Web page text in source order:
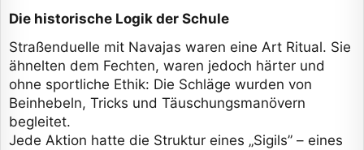
Die historische Logik der Schule
Straßenduelle mit Navajas waren eine Art Ritual. Sie
ähnelten dem Fechten, waren jedoch härter und
ohne sportliche Ethik: Die Schläge wurden von
Beinhebeln, Tricks und Täuschungsmanövern
begleitet.
Jede Aktion hatte die Struktur eines „Sigils” – eines